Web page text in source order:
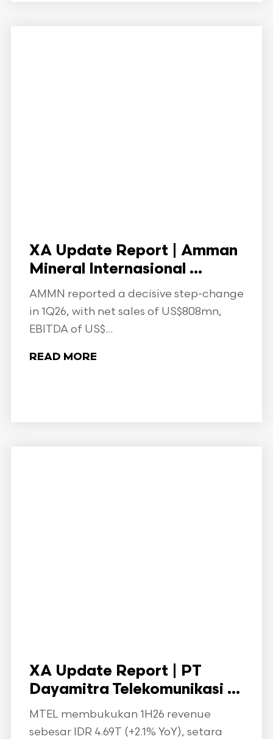
XA Update Report | Amman
Mineral Internasional ...
AMMN reported a decisive step-change
in 1Q26, with net sales of US$808mn,
EBITDA of US$...
READ MORE
XA Update Report | PT
Dayamitra Telekomunikasi ...
MTEL membukukan 1H26 revenue
sebesar IDR 4.69T (+2.1% YoY), setara